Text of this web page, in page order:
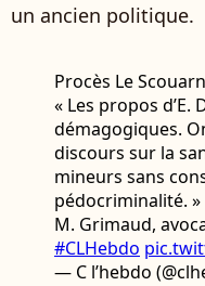
un ancien politique.
Procès Le
« Les propos
démagogiques.
discours sur la
mineurs sans
pédocriminalité. »
M. Grimaud,
#CLHebdo
— C l’hebdo